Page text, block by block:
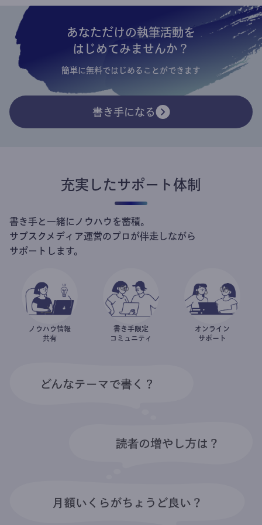
あなただけの執筆活動を
はじめてみませんか？
簡単に無料ではじめることができます
書き手になる
充実したサポート体制
書き手と一緒にノウハウを蓄積。
サブスクメディア運営のプロが伴走しながら
サポートします。
ノウハウ情報
共有
書き手限定
コミュニティ
オンライン
サポート